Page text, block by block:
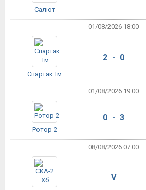
Салют
01/08/2026 18:00
Спартак Тм
2 - 0
01/08/2026 19:00
Ротор-2
0 - 3
08/08/2026 07:00
V